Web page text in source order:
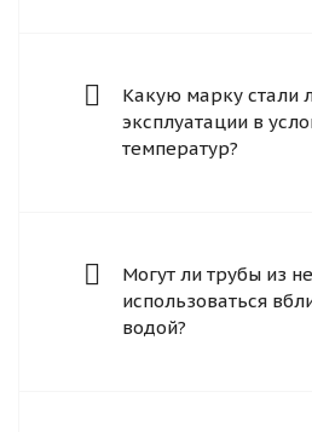
Какую марку стали
эксплуатации в
температур?
Могут ли трубы из
использоваться
водой?